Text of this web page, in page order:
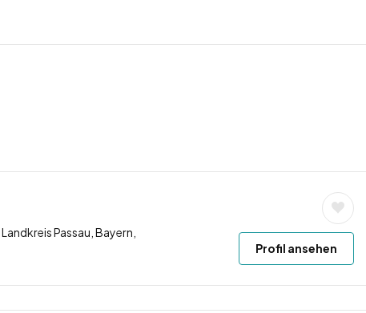
Passau, Bayern,
Profil ansehen